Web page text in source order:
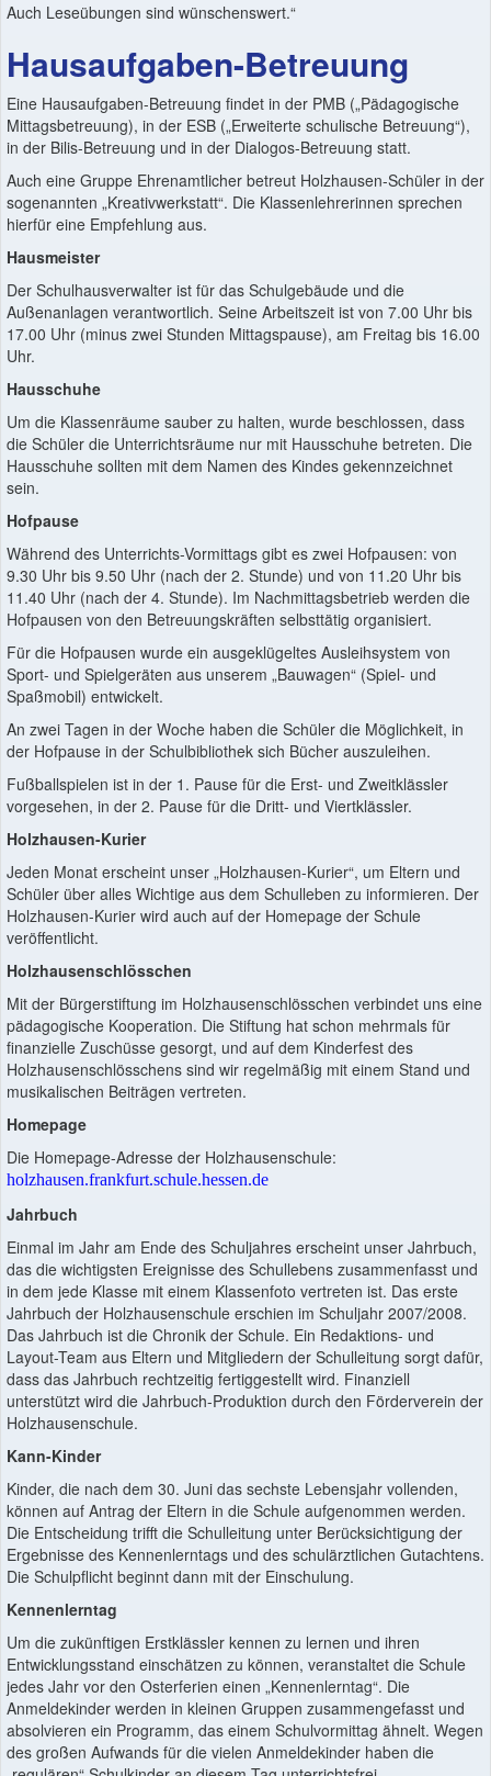
Auch Leseübungen sind wünschenswert.“
Hausaufgaben-Betreuung
Eine Hausaufgaben-Betreuung findet in der PMB („Pädagogische
Mittagsbetreuung), in der ESB („Erweiterte schulische Betreuung“),
in der Bilis-Betreuung und in der Dialogos-Betreuung statt.
Auch eine Gruppe Ehrenamtlicher betreut Holzhausen-Schüler in der
sogenannten „Kreativwerkstatt“. Die Klassenlehrerinnen sprechen
hierfür eine Empfehlung aus.
Hausmeister
Der Schulhausverwalter ist für das Schulgebäude und die
Außenanlagen verantwortlich. Seine Arbeitszeit ist von 7.00 Uhr bis
17.00 Uhr (minus zwei Stunden Mittagspause), am Freitag bis 16.00
Uhr.
Hausschuhe
Um die Klassenräume sauber zu halten, wurde beschlossen, dass
die Schüler die Unterrichtsräume nur mit Hausschuhe betreten. Die
Hausschuhe sollten mit dem Namen des Kindes gekennzeichnet
sein.
Hofpause
Während des Unterrichts-Vormittags gibt es zwei Hofpausen: von
9.30 Uhr bis 9.50 Uhr (nach der 2. Stunde) und von 11.20 Uhr bis
11.40 Uhr (nach der 4. Stunde). Im Nachmittagsbetrieb werden die
Hofpausen von den Betreuungskräften selbsttätig organisiert.
Für die Hofpausen wurde ein ausgeklügeltes Ausleihsystem von
Sport- und Spielgeräten aus unserem „Bauwagen“ (Spiel- und
Spaßmobil) entwickelt.
An zwei Tagen in der Woche haben die Schüler die Möglichkeit, in
der Hofpause in der Schulbibliothek sich Bücher auszuleihen.
Fußballspielen ist in der 1. Pause für die Erst- und Zweitklässler
vorgesehen, in der 2. Pause für die Dritt- und Viertklässler.
Holzhausen-Kurier
Jeden Monat erscheint unser „Holzhausen-Kurier“, um Eltern und
Schüler über alles Wichtige aus dem Schulleben zu informieren. Der
Holzhausen-Kurier wird auch auf der Homepage der Schule
veröffentlicht.
Holzhausenschlösschen
Mit der Bürgerstiftung im Holzhausenschlösschen verbindet uns eine
pädagogische Kooperation. Die Stiftung hat schon mehrmals für
finanzielle Zuschüsse gesorgt, und auf dem Kinderfest des
Holzhausenschlösschens sind wir regelmäßig mit einem Stand und
musikalischen Beiträgen vertreten.
Homepage
Die Homepage-Adresse der Holzhausenschule:
holzhausen.frankfurt.schule.hessen.de
Jahrbuch
Einmal im Jahr am Ende des Schuljahres erscheint unser Jahrbuch,
das die wichtigsten Ereignisse des Schullebens zusammenfasst und
in dem jede Klasse mit einem Klassenfoto vertreten ist. Das erste
Jahrbuch der Holzhausenschule erschien im Schuljahr 2007/2008.
Das Jahrbuch ist die Chronik der Schule. Ein Redaktions- und
Layout-Team aus Eltern und Mitgliedern der Schulleitung sorgt dafür,
dass das Jahrbuch rechtzeitig fertiggestellt wird. Finanziell
unterstützt wird die Jahrbuch-Produktion durch den Förderverein der
Holzhausenschule.
Kann-Kinder
Kinder, die nach dem 30. Juni das sechste Lebensjahr vollenden,
können auf Antrag der Eltern in die Schule aufgenommen werden.
Die Entscheidung trifft die Schulleitung unter Berücksichtigung der
Ergebnisse des Kennenlerntags und des schulärztlichen Gutachtens.
Die Schulpflicht beginnt dann mit der Einschulung.
Kennenlerntag
Um die zukünftigen Erstklässler kennen zu lernen und ihren
Entwicklungsstand einschätzen zu können, veranstaltet die Schule
jedes Jahr vor den Osterferien einen „Kennenlerntag“. Die
Anmeldekinder werden in kleinen Gruppen zusammengefasst und
absolvieren ein Programm, das einem Schulvormittag ähnelt. Wegen
des großen Aufwands für die vielen Anmeldekinder haben die